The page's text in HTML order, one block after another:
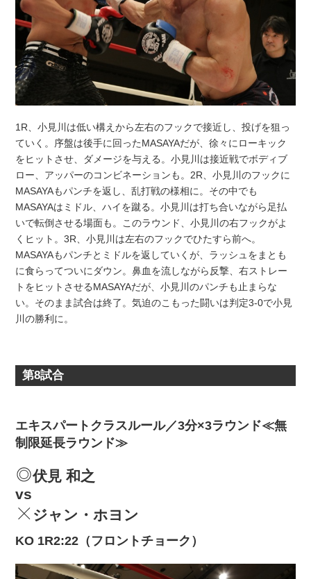
1R、小見川は低い構えから左右のフックで接近し、投げを狙っ
ていく。序盤は後手に回ったMASAYAだが、徐々にローキック
をヒットさせ、ダメージを与える。小見川は接近戦でボディブ
ロー、アッパーのコンビネーションも。2R、小見川のフックに
MASAYAもパンチを返し、乱打戦の様相に。その中でも
MASAYAはミドル、ハイを蹴る。小見川は打ち合いながら足払
いで転倒させる場面も。このラウンド、小見川の右フックがよ
くヒット。3R、小見川は左右のフックでひたすら前へ。
MASAYAもパンチとミドルを返していくが、ラッシュをまとも
に食らってついにダウン。鼻血を流しながら反撃、右ストレー
トをヒットさせるMASAYAだが、小見川のパンチも止まらな
い。そのまま試合は終了。気迫のこもった闘いは判定3-0で小見
川の勝利に。
第8試合
エキスパートクラスルール／3分×3ラウンド≪無
制限延長ラウンド≫
伏見 和之
vs
ジャン・ホヨン
KO 1R2:22（フロントチョーク）